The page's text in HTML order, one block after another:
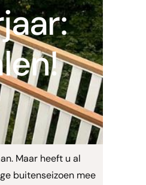
Maar heeft u al
buitenseizoen mee